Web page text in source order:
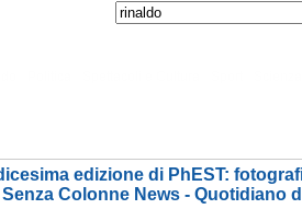
edizione di PhEST:
Colonne News - Quotidiano